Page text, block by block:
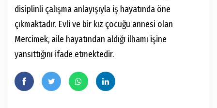
disiplinli çalışma anlayışıyla iş hayatında öne
çıkmaktadır. Evli ve bir kız çocuğu annesi olan
Mercimek, aile hayatından aldığı ilhamı işine
yansıttığını ifade etmektedir.